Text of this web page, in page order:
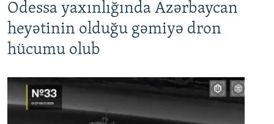
Odessa yaxınlığında Azərbaycan
heyətinin olduğu gəmiyə dron
hücumu olub